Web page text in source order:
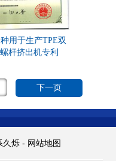
用于生产TPE双
螺杆挤出机专利
下一页
久烁 - 网站地图